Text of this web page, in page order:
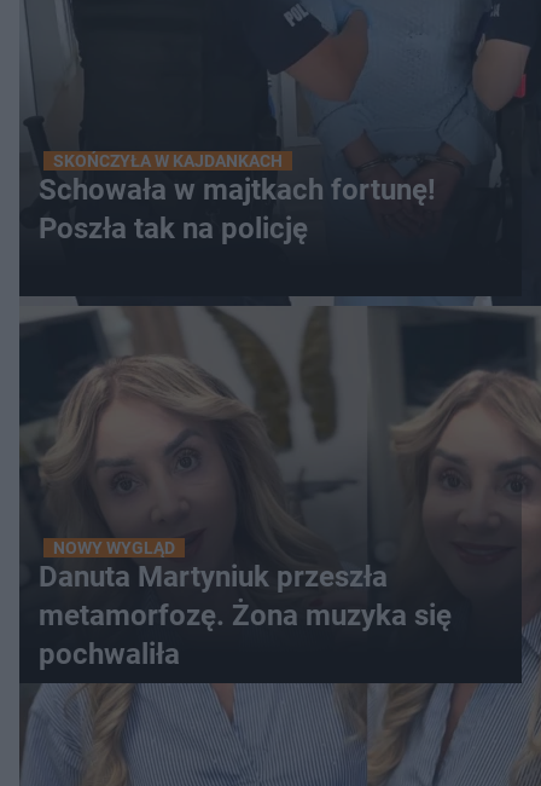
SKOŃCZYŁA W KAJDANKACH
Schowała w majtkach fortunę!
Poszła tak na policję
NOWY WYGLĄD
Danuta Martyniuk przeszła
metamorfozę. Żona muzyka się
pochwaliła
WIĘCEJ